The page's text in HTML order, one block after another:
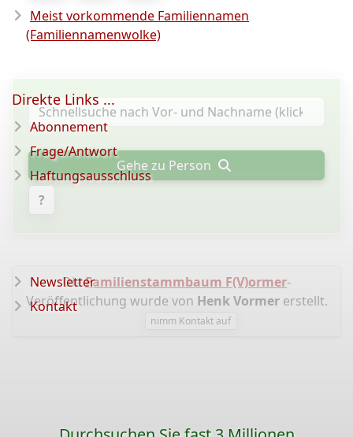
Meist vorkommende Familiennamen
(Familiennamenwolke)
Gehe zu Person
?
DieFamilienstammbaum F(V)ormer-
Veröffentlichung wurde von Henk Vormererstellt.
nimm Kontakt auf
Direkte Links ...
Abonnement
Frage/Antwort
Haftungsausschluss
Newsletter
Kontakt